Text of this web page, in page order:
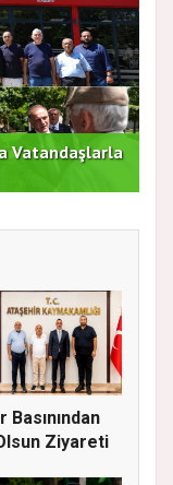
Vatandaşlarla
Ziyareti